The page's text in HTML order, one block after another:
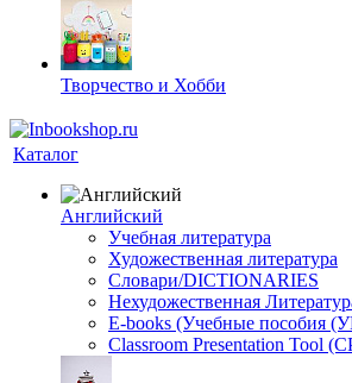
Творчество и Хобби
Каталог
Английский
Учебная литература
Художественная литература
Словари/DICTIONARIES
Нехудожественная
E-books (Учебные пособия
Classroom Presentation Tool